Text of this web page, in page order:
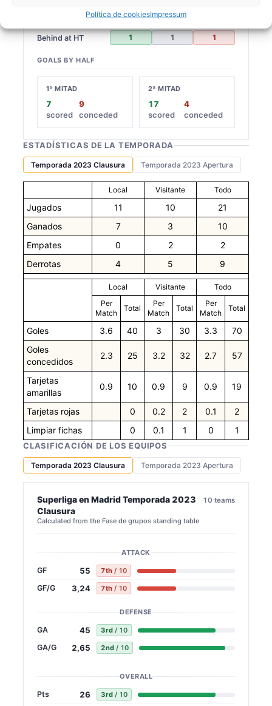
Política de cookiesImpressum
1
Behind at HT 1 1 1
GOALS BY HALF
1ª MITAD
7
scored
9
conceded
2ª MITAD
17
scored
4
conceded
ESTADÍSTICAS DE LA TEMPORADA
Temporada 2023 Clausura Temporada 2023 Apertura
Local Visitante Todo
Jugados 11 10
21
Ganados
7 3
10
Empates
0 2
2
Derrotas
4 5 9
Local Visitante
Todo
Per
Match
Total
Per
Match
Total
Per
Match
Total
Goles 3.6 40 3 30 3.3
70
Goles
concedidos
2.3 25 3.2 32 2.7 57
Tarjetas
amarillas
0.9 10 0.9 9 0.9 19
Tarjetas rojas 0 0.2 2 0.1
2
Limpiar fichas
0 0.1 1 0 1
CLASIFICACIÓN DE LOS EQUIPOS
Temporada 2023 Clausura Temporada 2023 Apertura
Superliga en Madrid Temporada 2023
Clausura
Calculated from the Fase de grupos standing table
10 teams
ATTACK
GF 55 7th / 10
GF/G 3,24 7th / 10
DEFENSE
GA 45 3rd / 10
GA/G 2,65 2nd / 10
OVERALL
Pts 26 3rd / 10